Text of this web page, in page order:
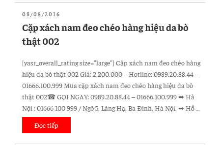
đeo
chéo
da
cho
dân
công
sở
003”
ĐĂNG
TRONG
08/08/2016
Cặp xách nam đeo chéo hàng hiệu da bò
thật 002
[yasr_overall_rating size=”large”] Cặp xách nam đeo chéo hàng
hiệu da bò thật 002 Giá: 2.200.000 – Hotline: 0989.20.88.44 –
01666.100.999 Mua cặp xách nam đeo chéo hàng hiệu da bò
thật 002☎ GỌI NGAY: 0989.20.88.44 – 01666.100.999 ➡ Hà
Nội : 01666 100 999 / Ngõ 5, Láng Hạ, Ba Đình, Hà Nội. ➡ Hồ …
Đọc tiếp
xách